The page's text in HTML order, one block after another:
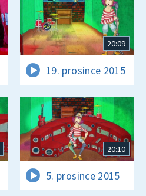
20:09
19. prosince 2015
20:10
5. prosince 2015